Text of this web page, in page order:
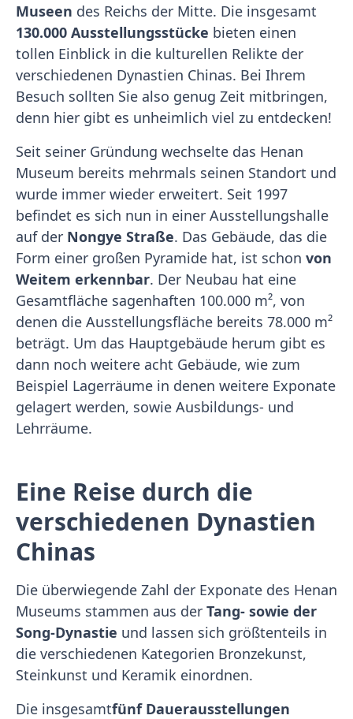
Museen des Reichs der Mitte. Die insgesamt
130.000 Ausstellungsstücke bieten einen
tollen Einblick in die kulturellen Relikte der
verschiedenen Dynastien Chinas. Bei Ihrem
Besuch sollten Sie also genug Zeit mitbringen,
denn hier gibt es unheimlich viel zu entdecken!
Seit seiner Gründung wechselte das Henan
Museum bereits mehrmals seinen Standort und
wurde immer wieder erweitert. Seit 1997
befindet es sich nun in einer Ausstellungshalle
auf der Nongye Straße. Das Gebäude, das die
Form einer großen Pyramide hat, ist schon von
Weitem erkennbar. Der Neubau hat eine
Gesamtfläche sagenhaften 100.000 m², von
denen die Ausstellungsfläche bereits 78.000 m²
beträgt. Um das Hauptgebäude herum gibt es
dann noch weitere acht Gebäude, wie zum
Beispiel Lagerräume in denen weitere Exponate
gelagert werden, sowie Ausbildungs- und
Lehrräume.
Eine Reise durch die
verschiedenen Dynastien
Chinas
Die überwiegende Zahl der Exponate des Henan
Museums stammen aus der Tang- sowie der
Song-Dynastie und lassen sich größtenteils in
die verschiedenen Kategorien Bronzekunst,
Steinkunst und Keramik einordnen.
Die insgesamtfünf Dauerausstellungen